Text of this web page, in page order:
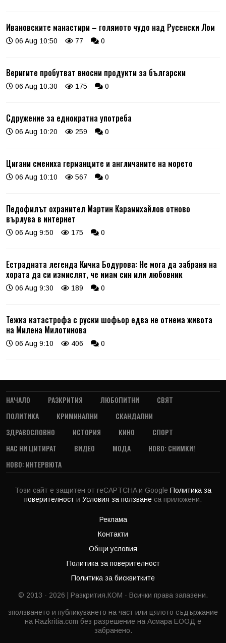
Ивановските манастири – голямото чудо над Русенски Лом
06 Aug 10:50 77 0
Веригите пробутват вносни продукти за български
06 Aug 10:30 175 0
Сдружение за еднократна употреба
06 Aug 10:20 259 0
Цигани смениха германците и англичаните на морето
06 Aug 10:10 567 0
Педофилът охранител Мартин Карамихайлов отново
върлува в интернет
06 Aug 9:50 175 0
Естрадната легенда Кичка Бодурова: Не мога да забраня на
хората да си измислят, че имам син или любовник
06 Aug 9:30 189 0
Тежка катастрофа с руски шофьор едва не отнема живота
на Милена Милотинова
06 Aug 9:10 406 0
НАЧАЛО РАЗКРИТИЯ ЛЮБОПИТНИ
СВЯТ
ПОЛИТИКА
КРИМИНАЛНИ
СКАНДАЛНИ
ЗДРАВОСЛОВНО
ИСТОРИЯ КИНО
СПОРТ
НАС НИ ЦИТИРАТ
ВИДЕО МОДА
НОВО: СНИМКИ!
НОВО: ИНТЕРВЮТА
Този сайт е защитен от reCAPTCHA и Google Политика за
поверителност и Условия за ползване са приложени.
Реклама
Контакти
Общи условия
Политика за поверителност
Политика за бисквитките
© 2013 - 2026 | Разкрития.КОМ - Всички права запазени.
зползването и публикуването на част или цялото съдържание
на Razkritia.com без разрешение на Асмара ЕООД е
забранено.